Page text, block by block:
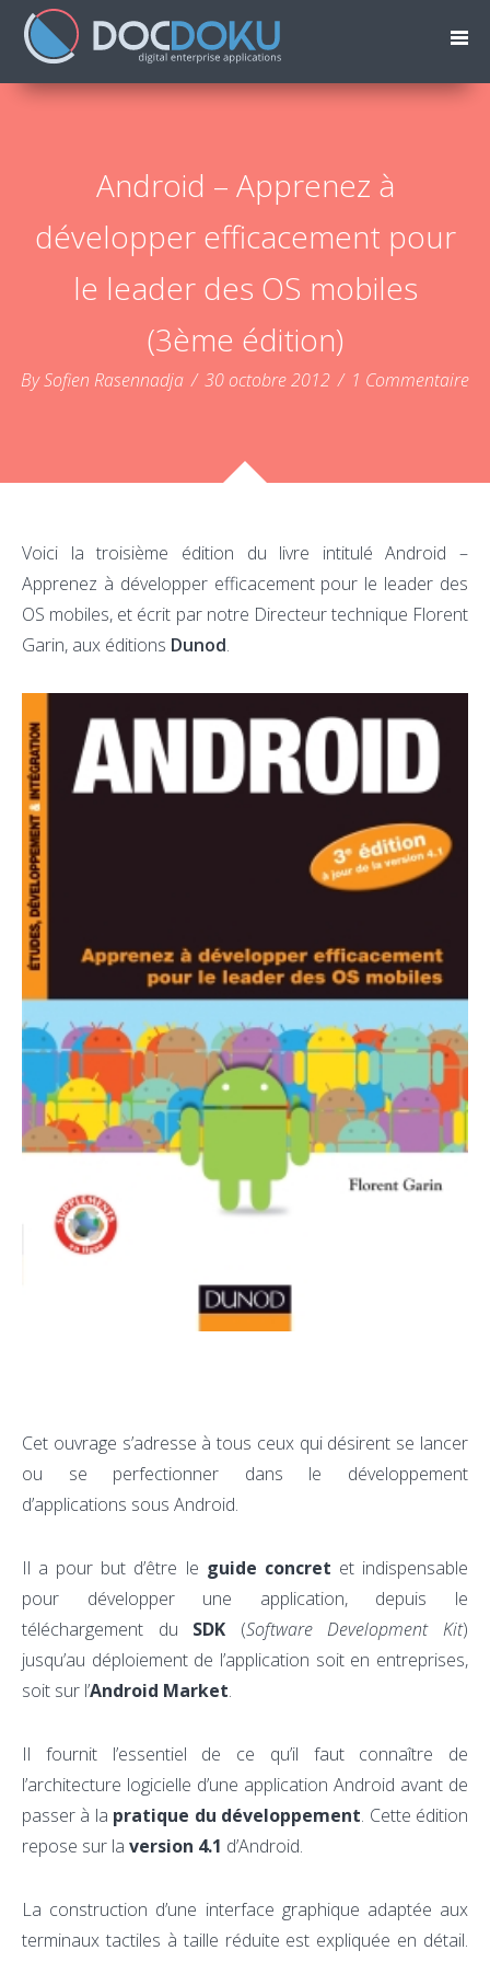
Android – Apprenez à
développer efficacement pour
le leader des OS mobiles
(3ème édition)
By Sofien Rasennadja / 30 octobre 2012 / 1 Commentaire
Voici la troisième édition du livre intitulé Android –
Apprenez à développer efficacement pour le leader des
OS mobiles, et écrit par notre Directeur technique Florent
Garin, aux éditions Dunod.
Cet ouvrage s’adresse à tous ceux qui désirent se lancer
ou se perfectionner dans le développement
d’applications sous Android.
Il a pour but d’être le guide concret et indispensable
pour développer une application, depuis le
téléchargement du SDK (Software Development Kit)
jusqu’au déploiement de l’application soit en entreprises,
soit sur l’Android Market.
Il fournit l’essentiel de ce qu’il faut connaître de
l’architecture logicielle d’une application Android avant de
passer à la pratique du développement. Cette édition
repose sur la version 4.1 d’Android.
La construction d’une interface graphique adaptée aux
terminaux tactiles à taille réduite est expliquée en détail.